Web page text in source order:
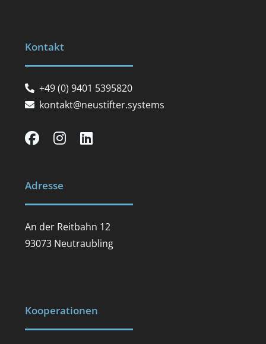
Kontakt
+49 (0) 9401 5395820
kontakt@neustifter.systems
Adresse
An der Reitbahn 12
93073 Neutraubling
Kooperationen